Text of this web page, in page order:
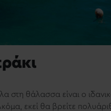
στη θάλασσα είναι ο
εκεί θα βρείτε